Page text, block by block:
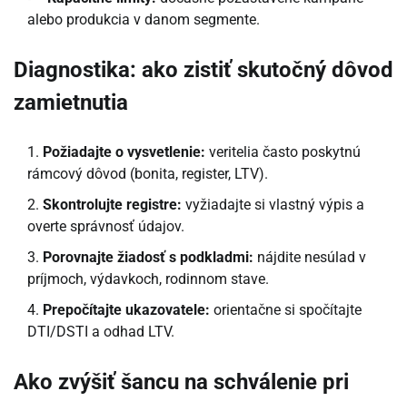
alebo produkcia v danom segmente.
Diagnostika: ako zistiť skutočný dôvod
zamietnutia
Požiadajte o vysvetlenie: veritelia často poskytnú
rámcový dôvod (bonita, register, LTV).
Skontrolujte registre: vyžiadajte si vlastný výpis a
overte správnosť údajov.
Porovnajte žiadosť s podkladmi: nájdite nesúlad v
príjmoch, výdavkoch, rodinnom stave.
Prepočítajte ukazovatele: orientačne si spočítajte
DTI/DSTI a odhad LTV.
Ako zvýšiť šancu na schválenie pri